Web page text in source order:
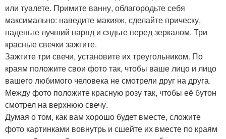
или туалете. Примите ванну, облагородьте себя
максимально: наведите макияж, сделайте прическу,
наденьте лучший наряд и сядьте перед зеркалом. Три
красные свечки зажгите.
Зажгите три свечи, установите их треугольником. По
краям положите свои фото так, чтобы ваше лицо и лицо
вашего любимого человека не смотрели друг на друга.
Между фото положите красную розу так, чтобы её бутон
смотрел на верхнюю свечу.
Думая о том, как вам хорошо будет вместе, сложите
фото картинками вовнутрь и сшейте их вместе по краям